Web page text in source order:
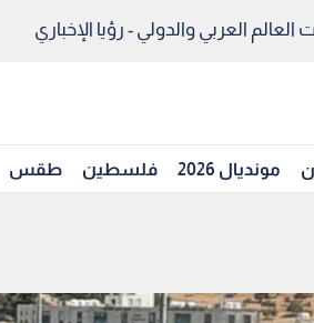
العربي والدولي - رؤيا الإخباري
مونديال 2026 فلسطين طقس